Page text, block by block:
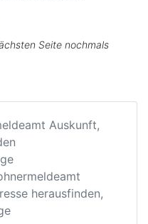
Seite nochmals
Auskunft,
herausfinden,